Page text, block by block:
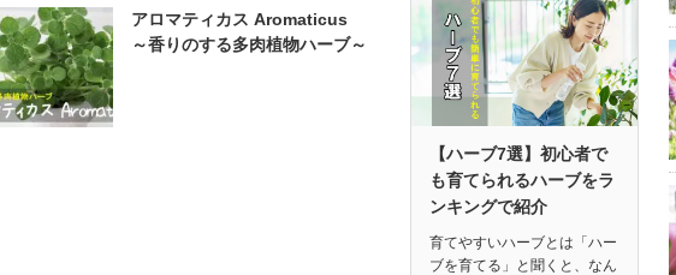
アロマティカス Aromaticus
～香りのする多肉植物ハーブ～
【ハーブ7選】初心者で
も育てられるハーブをラ
ンキングで紹介
育てやすいハーブとは「ハー
ブを育てる」と聞くと、なん